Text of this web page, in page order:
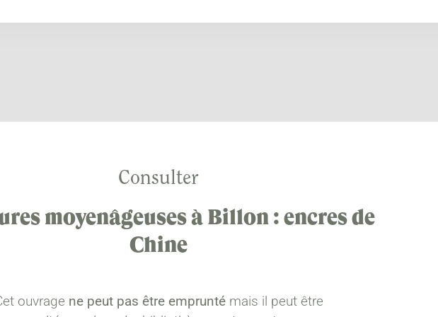
Consulter
moyenâgeuses à Billon : encres de
Chine
ouvrage ne peut pas être empruntémais il peut être